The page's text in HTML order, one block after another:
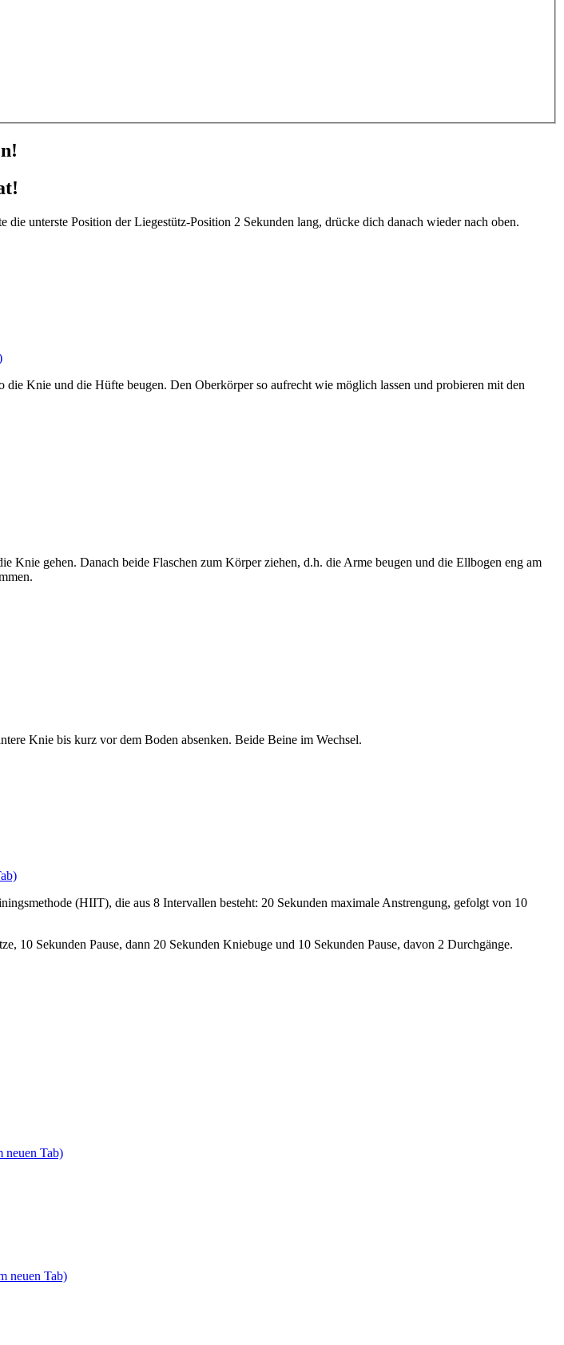
unterste Position der Liegestütz-Position 2 Sekunden lang, drücke dich danach wieder nach oben.
Knie und die Hüfte beugen. Den Oberkörper so aufrecht wie möglich lassen und probieren mit den
Knie gehen. Danach beide Flaschen zum Körper ziehen, d.h. die Arme beugen und die Ellbogen eng am
Knie bis kurz vor dem Boden absenken. Beide Beine im Wechsel.
(HIIT), die aus 8 Intervallen besteht: 20 Sekunden maximale Anstrengung, gefolgt von 10
10 Sekunden Pause, dann 20 Sekunden Kniebuge und 10 Sekunden Pause, davon 2 Durchgänge.
neuen Tab)
neuen Tab)